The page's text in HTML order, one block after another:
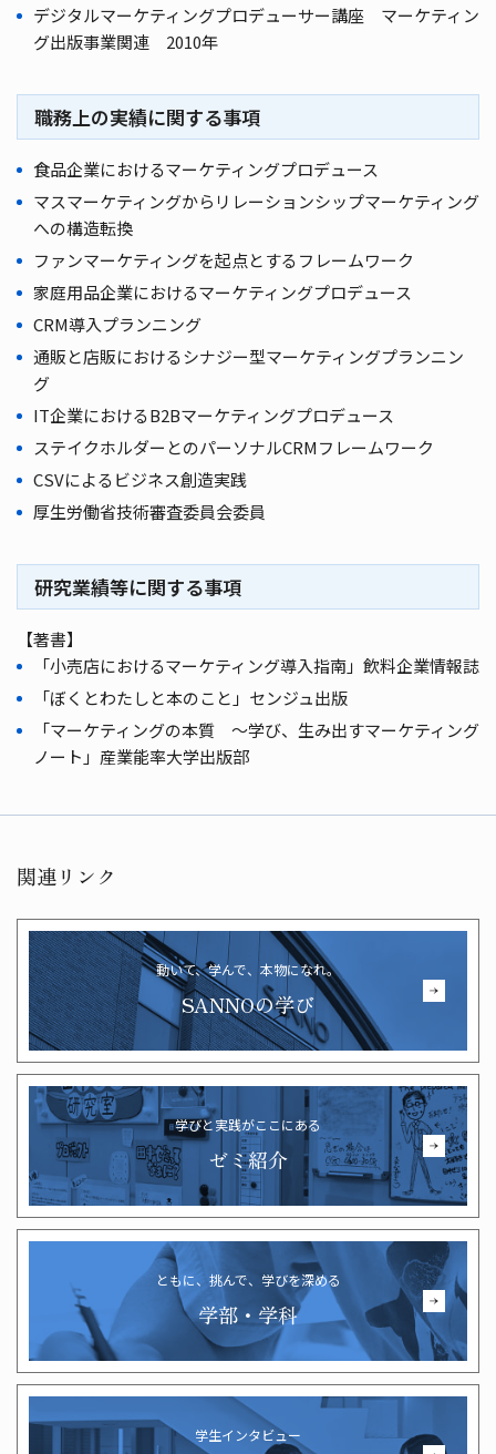
デジタルマーケティングプロデューサー講座 マーケティン
グ出版事業関連 2010年
職務上の実績に関する事項
食品企業におけるマーケティングプロデュース
マスマーケティングからリレーションシップマーケティング
への構造転換
ファンマーケティングを起点とするフレームワーク
家庭用品企業におけるマーケティングプロデュース
CRM導入プランニング
通販と店販におけるシナジー型マーケティングプランニン
グ
IT企業におけるB2Bマーケティングプロデュース
ステイクホルダーとのパーソナルCRMフレームワーク
CSVによるビジネス創造実践
厚生労働省技術審査委員会委員
研究業績等に関する事項
【著書】
「小売店におけるマーケティング導入指南」飲料企業情報誌
「ぼくとわたしと本のこと」センジュ出版
「マーケティングの本質 ～学び、生み出すマーケティング
ノート」産業能率大学出版部
関連リンク
動いて、学んで、本物になれ。
SANNOの学び
学びと実践がここにある
ゼミ紹介
ともに、挑んで、学びを深める
学部・学科
学生インタビュー